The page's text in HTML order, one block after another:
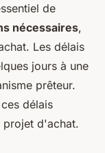
de
nécessaires,
Les délais
jours à une
prêteur.
délais
projet d'achat.